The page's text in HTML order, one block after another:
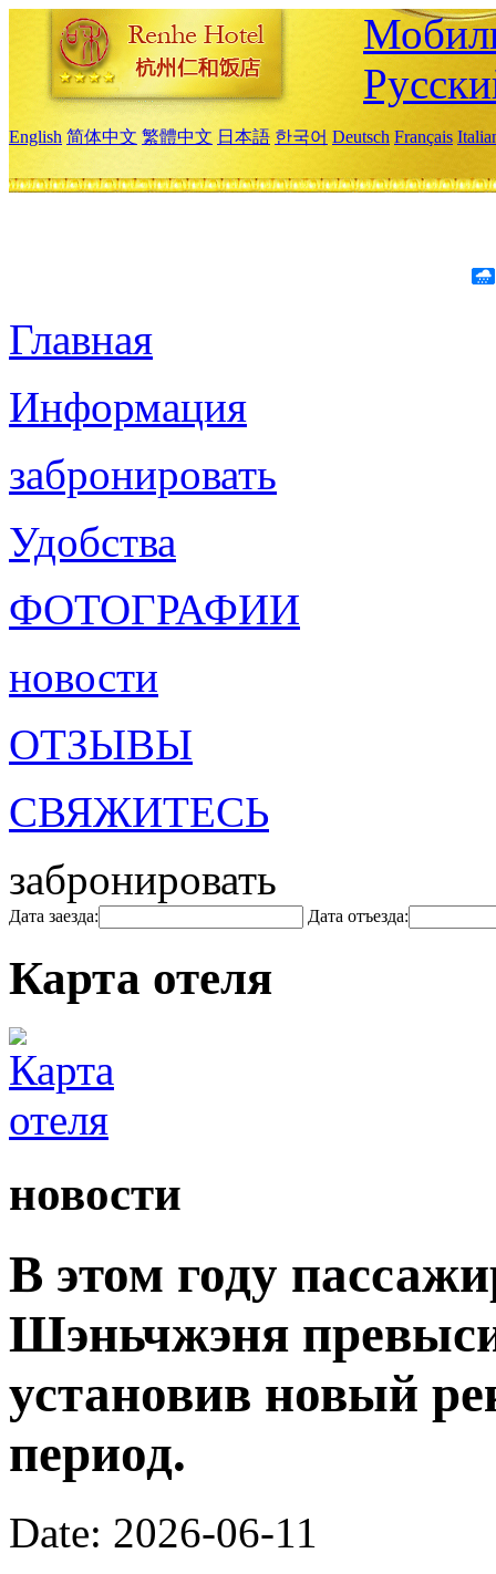
English 简体中文 繁體中文 日本語 한국어 Deutsch Français
Главная
Информация
забронировать
Удобства
ФОТОГРАФИИ
новости
ОТЗЫВЫ
СВЯЖИТЕСЬ
забронировать
Дата заезда: Дата отъезда:
Карта отеля
новости
В этом году
Шэньчжэня
установив новый
период.
Date: 2026-06-11